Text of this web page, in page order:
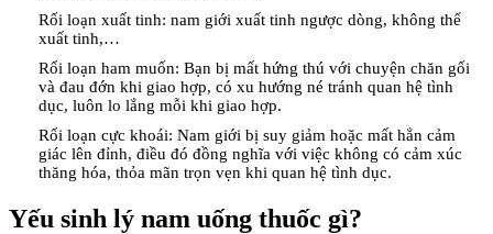
Rối loạn xuất tinh: nam giới xuất tinh ngược dòng, không thể
xuất tinh,…
Rối loạn ham muốn: Bạn bị mất hứng thú với chuyện chăn gối
và đau đớn khi giao hợp, có xu hướng né tránh quan hệ tình
dục, luôn lo lắng mỗi khi giao hợp.
Rối loạn cực khoái: Nam giới bị suy giảm hoặc mất hẳn cảm
giác lên đỉnh, điều đó đồng nghĩa với việc không có cảm xúc
thăng hóa, thỏa mãn trọn vẹn khi quan hệ tình dục.
Yếu sinh lý nam uống thuốc gì?